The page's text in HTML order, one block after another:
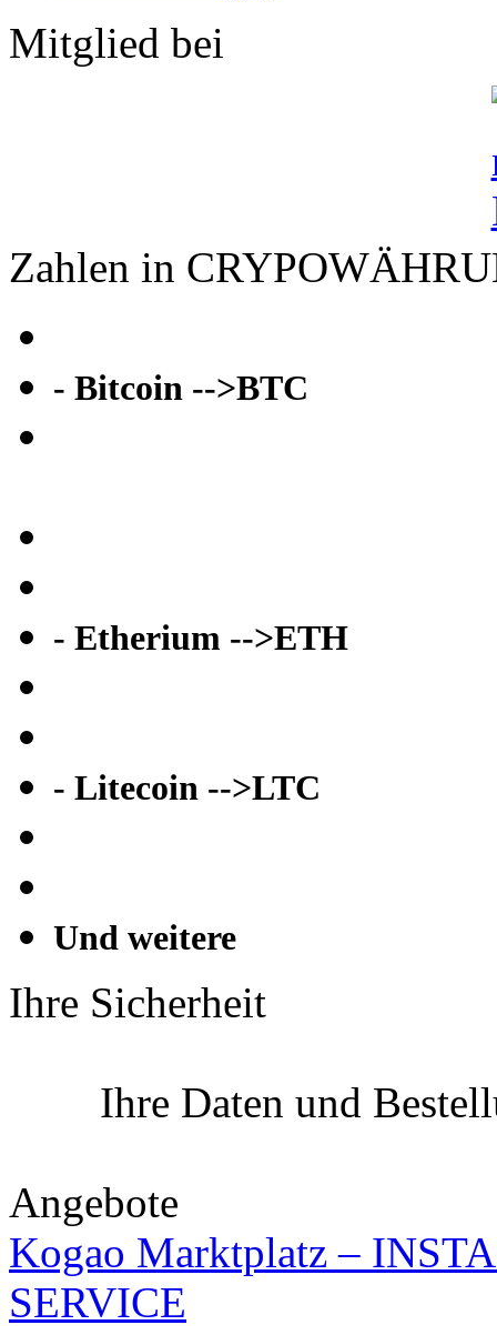
Mitglied bei
Zahlen in
- Bitcoin -->BTC
- Etherium -->ETH
- Litecoin -->LTC
Und weitere
Ihre Sicherheit
Ihre Daten und
Angebote
Kogao Marktplatz –
SERVICE